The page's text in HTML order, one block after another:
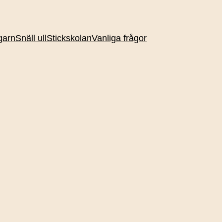
Snäll ull StickskolanVanliga frågor